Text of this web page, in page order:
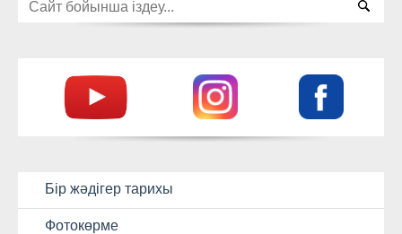
Бір жәдігер тарихы
Фотокөрме